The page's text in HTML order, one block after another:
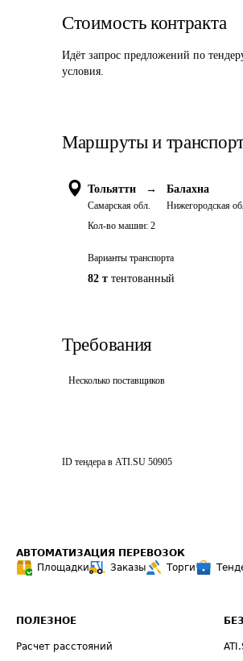
Стоимость контракта
Идёт запрос предложений по
условия.
Маршруты и
Тольятти →
Самарская обл.
Балахна
Нижегородская
Кол-во машин: 2
Варианты транспорта
82 т тентованный
Требования
Несколько поставщиков
ID тендера в ATI.SU 50905
АВТОМАТИЗАЦИЯ ПЕРЕВОЗОК
Площадки
Заказы Торги
ПОЛЕЗНОЕ
Расчет расстояний